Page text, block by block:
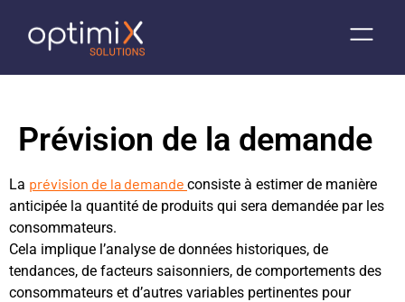
Prévision de la demande
La prévision de la demande consiste à estimer de manière
anticipée la quantité de produits qui sera demandée par les
consommateurs.
Cela implique l’analyse de données historiques, de
tendances, de facteurs saisonniers, de comportements des
consommateurs et d’autres variables pertinentes pour